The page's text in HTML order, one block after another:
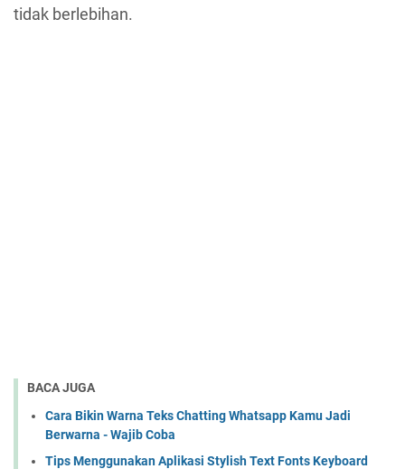
tidak berlebihan.
BACA JUGA
Cara Bikin Warna Teks Chatting Whatsapp Kamu Jadi
Berwarna - Wajib Coba
Tips Menggunakan Aplikasi Stylish Text Fonts Keyboard